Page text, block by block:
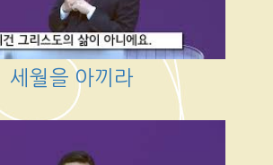
세월을 아끼라